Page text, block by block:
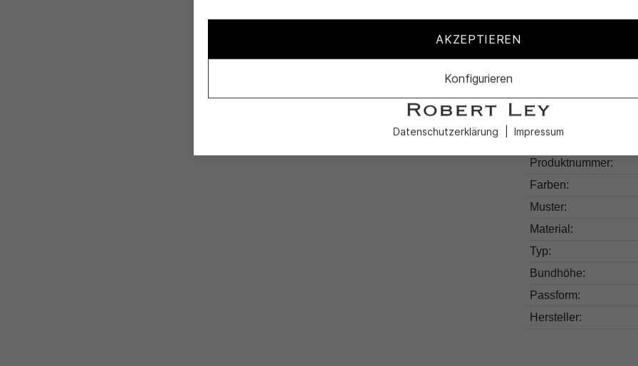
Produktdetails
Produktnummer:
Farben:
Muster:
Material:
Typ:
Bundhöhe:
Passform:
Hersteller:
AKZEPTIEREN
Konfigurieren
Datenschutzerklärung Impressum